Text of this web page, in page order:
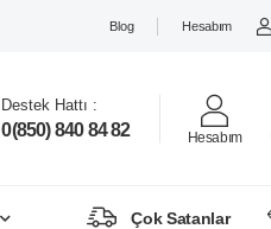
Blog Hesabım
Destek Hattı :
0(850) 840 84 82 Hesabım
Çok Satanlar